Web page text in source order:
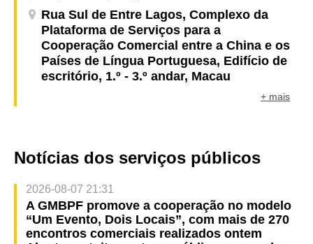
Rua Sul de Entre Lagos, Complexo da
Plataforma de Serviços para a
Cooperação Comercial entre a China e os
Países de Língua Portuguesa, Edifício de
escritório, 1.º - 3.º andar, Macau
+ mais
Notícias dos serviços públicos
2026-08-07 21:31
A GMBPF promove a cooperação no modelo
“Um Evento, Dois Locais”, com mais de 270
encontros comerciais realizados ontem